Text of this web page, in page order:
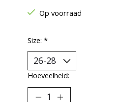
Op voorraad
Size: *
Hoeveelheid: